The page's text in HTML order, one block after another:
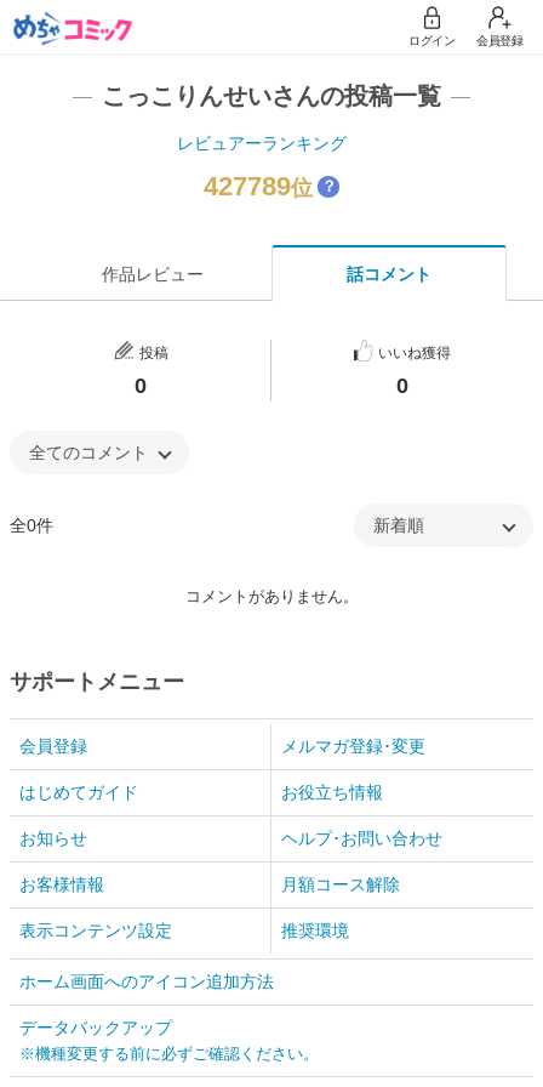
ログイン 会員登録
こっこりんせいさんの投稿一覧
レビュアーランキング
427789位 ？
作品レビュー 話コメント
投稿
0
いいね獲得
0
全0件
コメントがありません。
サポートメニュー
会員登録 メルマガ登録･変更
はじめてガイド お役立ち情報
お知らせ ヘルプ･お問い合わせ
お客様情報 月額コース解除
表示コンテンツ設定 推奨環境
ホーム画面へのアイコン追加方法
データバックアップ
※機種変更する前に必ずご確認ください。